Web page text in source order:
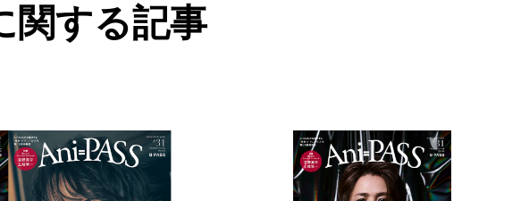
関する記事